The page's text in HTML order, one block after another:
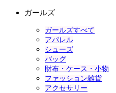
ガールズ
ガールズすべて
アパレル
シューズ
バッグ
財布・ケース・小物
ファッション雑貨
アクセサリー